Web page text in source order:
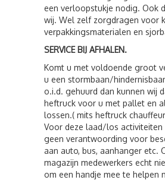
een verloopstukje nodig. Ook
wij. Wel zelf zorgdragen voor
verpakkingsmaterialen en
SERVICE BIJ AFHALEN.
Komt u met voldoende groot
u een stormbaan/
o.i.d. gehuurd dan kunnen wij
heftruck voor u met pallet en
lossen.( mits heftruck
Voor deze laad/los activiteiten
geen verantwoording voor
aan auto, bus, aanhanger etc.
magazijn medewerkers echt
om een handje mee te helpen